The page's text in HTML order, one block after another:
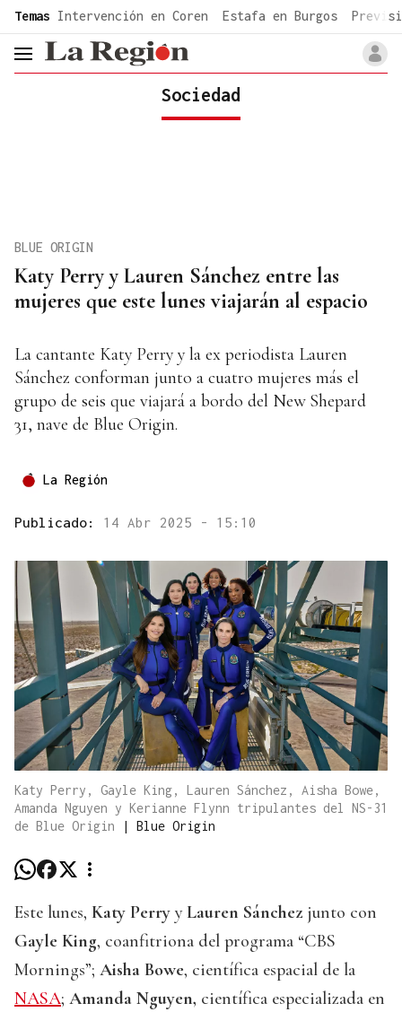
common.go-to-content
Temas Intervención en Coren Estafa en Burgos
header.menu.open
Sociedad
Katy Perry y Lauren Sánchez entre las
mujeres que este lunes viajarán al espacio
BLUE ORIGIN
La cantante Katy Perry y la ex periodista Lauren
Sánchez conforman junto a cuatro mujeres más el
grupo de seis que viajará a bordo del New Shepard
31, nave de Blue Origin.
La Región
Publicado: 14 Abr 2025 - 15:10
Katy Perry, Gayle King, Lauren Sánchez, Aisha Bowe,
Amanda Nguyen y Kerianne Flynn tripulantes del NS-31
de Blue Origin
| Blue Origin
Este lunes, Katy Perry yLauren Sánchez junto con
Gayle King, coanfitriona del programa “CBS
Mornings”; Aisha Bowe, científica espacial de la
NASA; Amanda Nguyen, científica especializada en